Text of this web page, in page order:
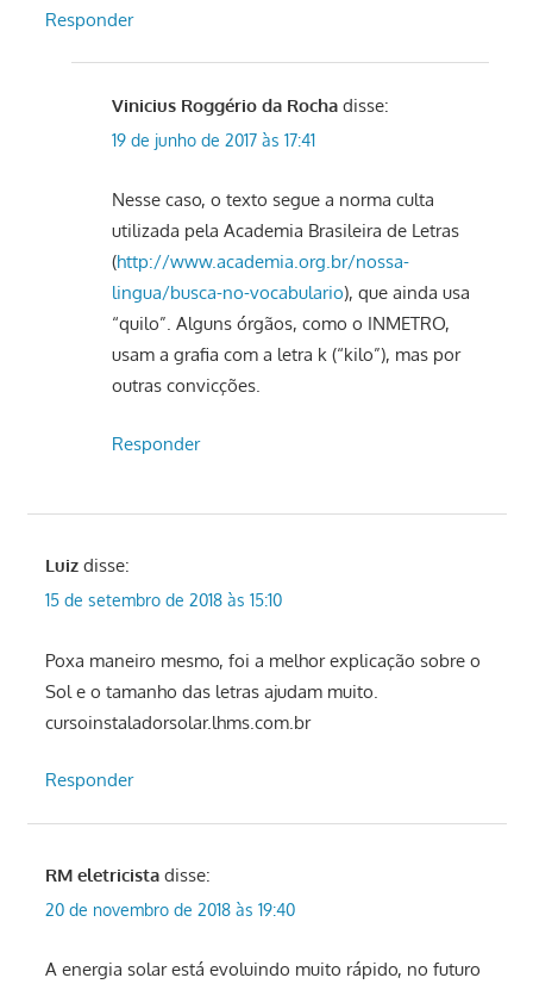
Responder
Vinicius Roggério da Rocha disse:
19 de junho de 2017 às 17:41
Nesse caso, o texto segue a norma culta
utilizada pela Academia Brasileira de Letras
(http://www.academia.org.br/nossa-
lingua/busca-no-vocabulario), que ainda usa
“quilo”. Alguns órgãos, como o INMETRO,
usam a grafia com a letra k (“kilo”), mas por
outras convicções.
Responder
Luiz disse:
15 de setembro de 2018 às 15:10
Poxa maneiro mesmo, foi a melhor explicação sobre o
Sol e o tamanho das letras ajudam muito.
cursoinstaladorsolar.lhms.com.br
Responder
RM eletricista disse:
20 de novembro de 2018 às 19:40
A energia solar está evoluindo muito rápido, no futuro